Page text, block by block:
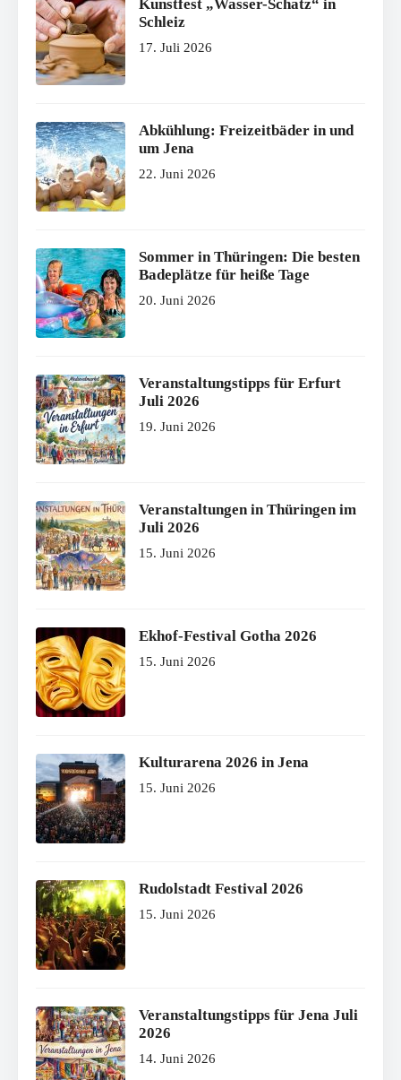
Kunstfest „Wasser-Schatz“ in
Schleiz
17. Juli 2026
Abkühlung: Freizeitbäder in und
um Jena
22. Juni 2026
Sommer in Thüringen: Die besten
Badeplätze für heiße Tage
20. Juni 2026
Veranstaltungstipps für Erfurt
Juli 2026
19. Juni 2026
Veranstaltungen in Thüringen im
Juli 2026
15. Juni 2026
Ekhof-Festival Gotha 2026
15. Juni 2026
Kulturarena 2026 in Jena
15. Juni 2026
Rudolstadt Festival 2026
15. Juni 2026
Veranstaltungstipps für Jena Juli
2026
14. Juni 2026